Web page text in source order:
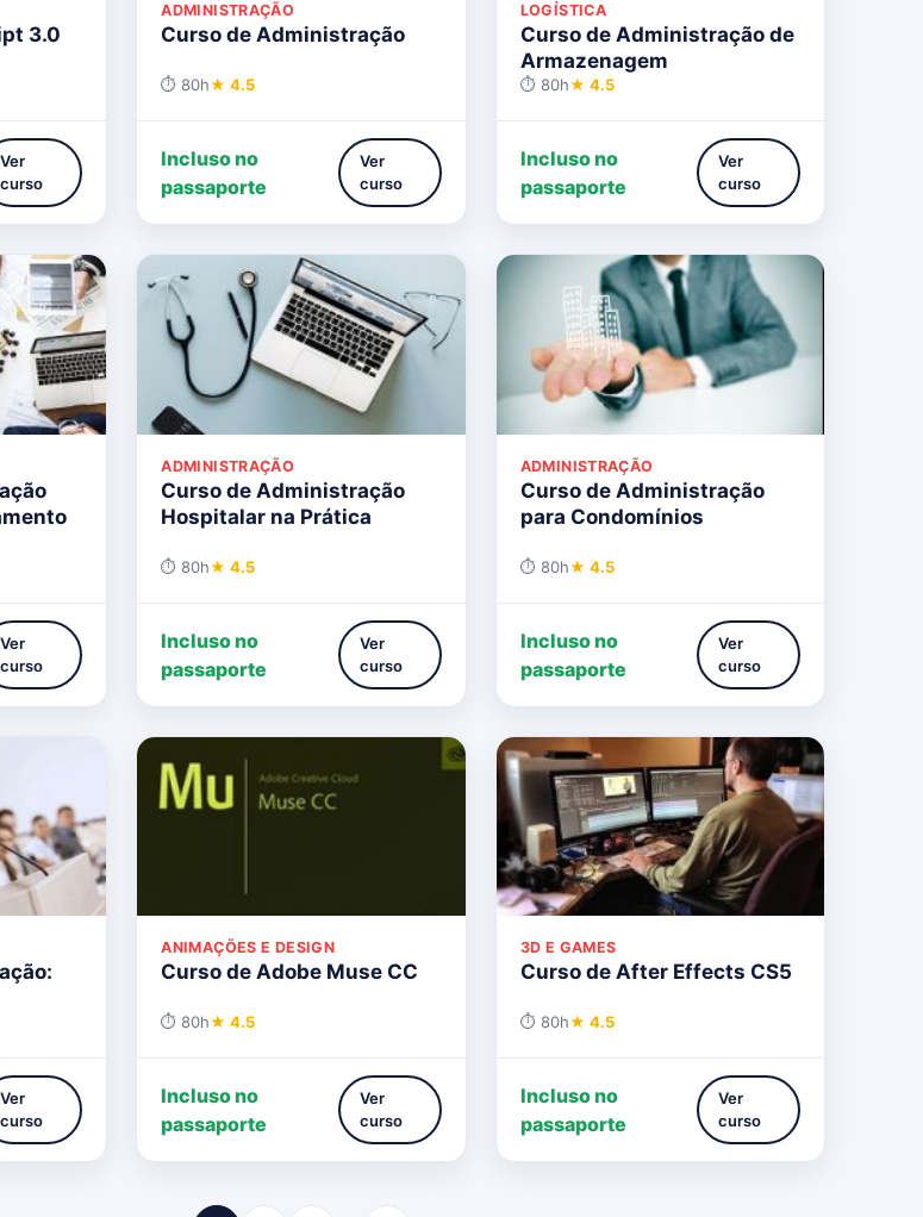
3.0
Ver
curso
ADMINISTRAÇÃO
Curso de Administração
⏱ 80h★ 4.5
Incluso no
passaporte
Ver
curso
LOGÍSTICA
Curso de Administração de
Armazenagem
⏱ 80h★ 4.5
Incluso no
passaporte
Ver
curso
Ver
curso
ADMINISTRAÇÃO
Curso de Administração
Hospitalar na Prática
⏱ 80h★ 4.5
Incluso no
passaporte
Ver
curso
ADMINISTRAÇÃO
Curso de Administração
para Condomínios
⏱ 80h★ 4.5
Incluso no
passaporte
Ver
curso
Ver
curso
ANIMAÇÕES E DESIGN
Curso de Adobe Muse CC
⏱ 80h★ 4.5
Incluso no
passaporte
Ver
curso
3D E GAMES
Curso de After Effects CS5
⏱ 80h★ 4.5
Incluso no
passaporte
Ver
curso